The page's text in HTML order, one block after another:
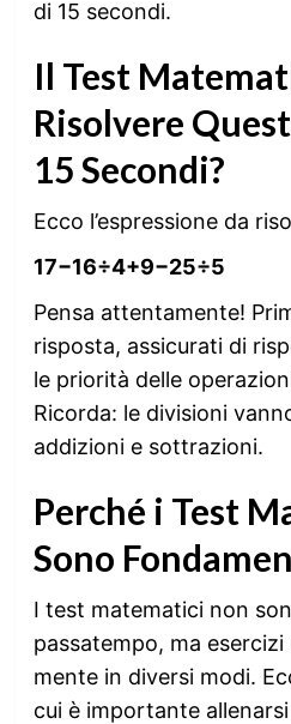
di 15 secondi.
Il Test
Risolvere
15 Secondi?
Ecco l’espressione da
17−16÷4+9−25÷5
Pensa attentamente!
risposta, assicurati di
le priorità delle
Ricorda: le divisioni
addizioni e sottrazioni.
Perché i Test
Sono
I test matematici non
passatempo, ma
mente in diversi modi.
cui è importante